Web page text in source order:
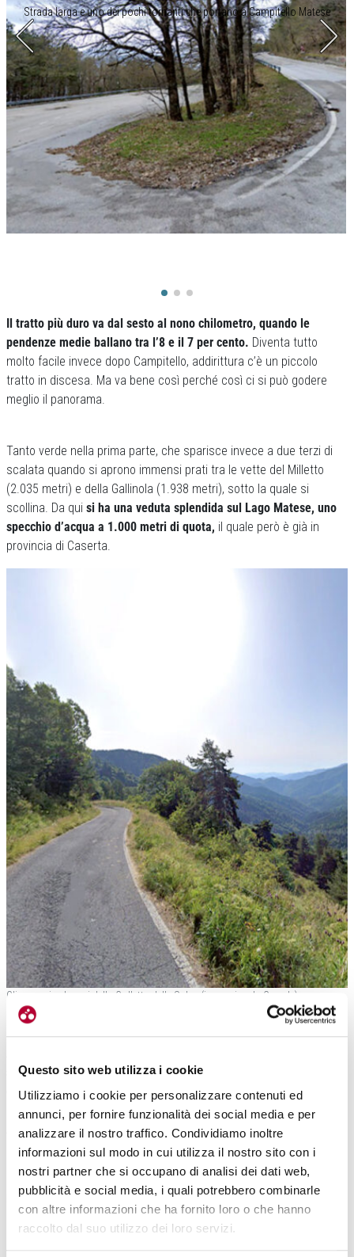
Questo sito web utilizza i cookie
Utilizziamo i cookie per personalizzare contenuti ed
annunci, per fornire funzionalità dei social media e per
analizzare il nostro traffico. Condividiamo inoltre
informazioni sul modo in cui utilizza il nostro sito con i
nostri partner che si occupano di analisi dei dati web,
pubblicità e social media, i quali potrebbero combinarle
con altre informazioni che ha fornito loro o che hanno
raccolto dal suo utilizzo dei loro servizi.
Strada larga e uno dei pochi tornanti che portano a Campitello Matese
Il tratto più duro va dal sesto al nono chilometro, quando le
pendenze medie ballano tra l’8 e il 7 per cento. Diventa tutto
molto facile invece dopo Campitello, addirittura c’è un piccolo
tratto in discesa. Ma va bene così perché così ci si può godere
meglio il panorama.
Tanto verde nella prima parte, che sparisce invece a due terzi di
scalata quando si aprono immensi prati tra le vette del Milletto
(2.035 metri) e della Gallinola (1.938 metri), sotto la quale si
scollina. Da qui si ha una veduta splendida sul Lago Matese, uno
specchio d’acqua a 1.000 metri di quota, il quale però è già in
provincia di Caserta.
Gli scenari selvaggi della Colletta delle Salse (immagine da Google)
14 – COLLETTA DELLE SALSE, LIGURIA
strada, anzi una vera lingua d’asfalto della Colletta delle Salse,
che si arrampica all’area stupenda delBosco delle Navette
chiama così perché un tempo, con il legno dei suoi alberi, Larici e
Abeti bianchi secolari, si costruivano le imbarcazioni tipiche liguri
per la Repubblica di Genova.
Siamo davvero al confine.E’ questo il punto asfalto più alto della
Liguria.Siamo comunque non troppo lontani dalla sua vetta
assoluta, il Monte Saccarello (2.201 metri) che si può raggiungere
in mtb.